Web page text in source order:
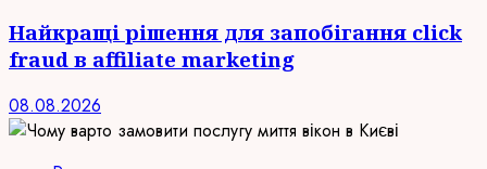
Найкращі рішення для запобігання click
fraud в affiliate marketing
08.08.2026